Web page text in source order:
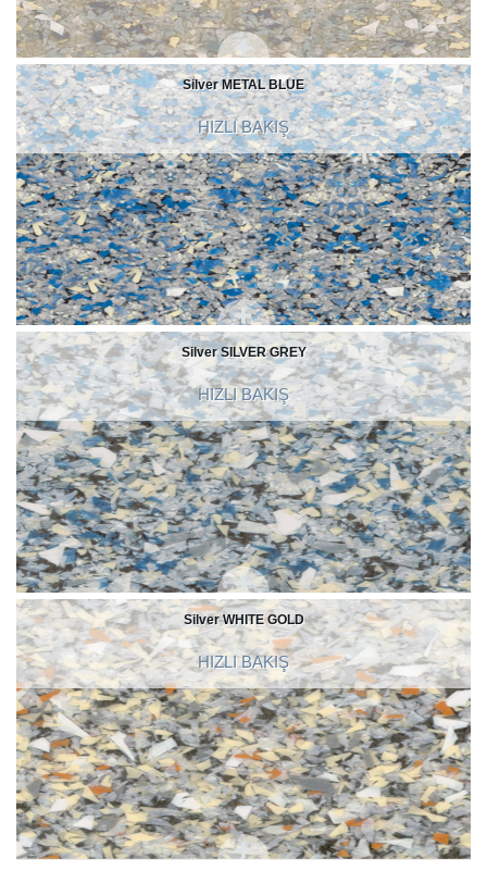
Silver METAL BLUE
HIZLI BAKIŞ
Silver SILVER GREY
HIZLI BAKIŞ
Silver WHITE GOLD
HIZLI BAKIŞ